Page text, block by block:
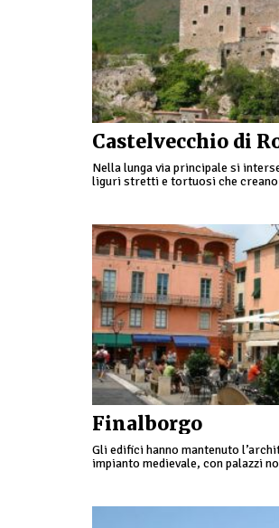
Castelvecchio di
Nella lunga via principale si
liguri stretti e tortuosi che
Finalborgo
Gli edifici hanno mantenuto
impianto medievale, con palazzi